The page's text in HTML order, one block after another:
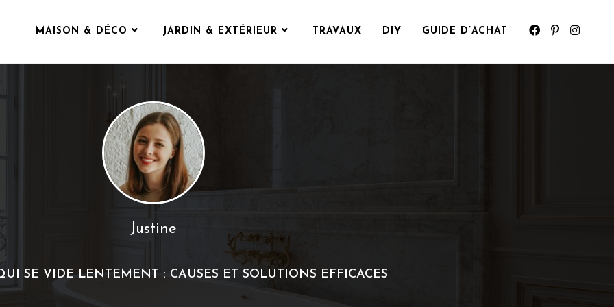
MAISON & DÉCO JARDIN & EXTÉRIEUR TRAVAUX DIY GUIDE D’ACHAT
Justine
SE VIDE LENTEMENT : CAUSES ET SOLUTIONS EFFICACES